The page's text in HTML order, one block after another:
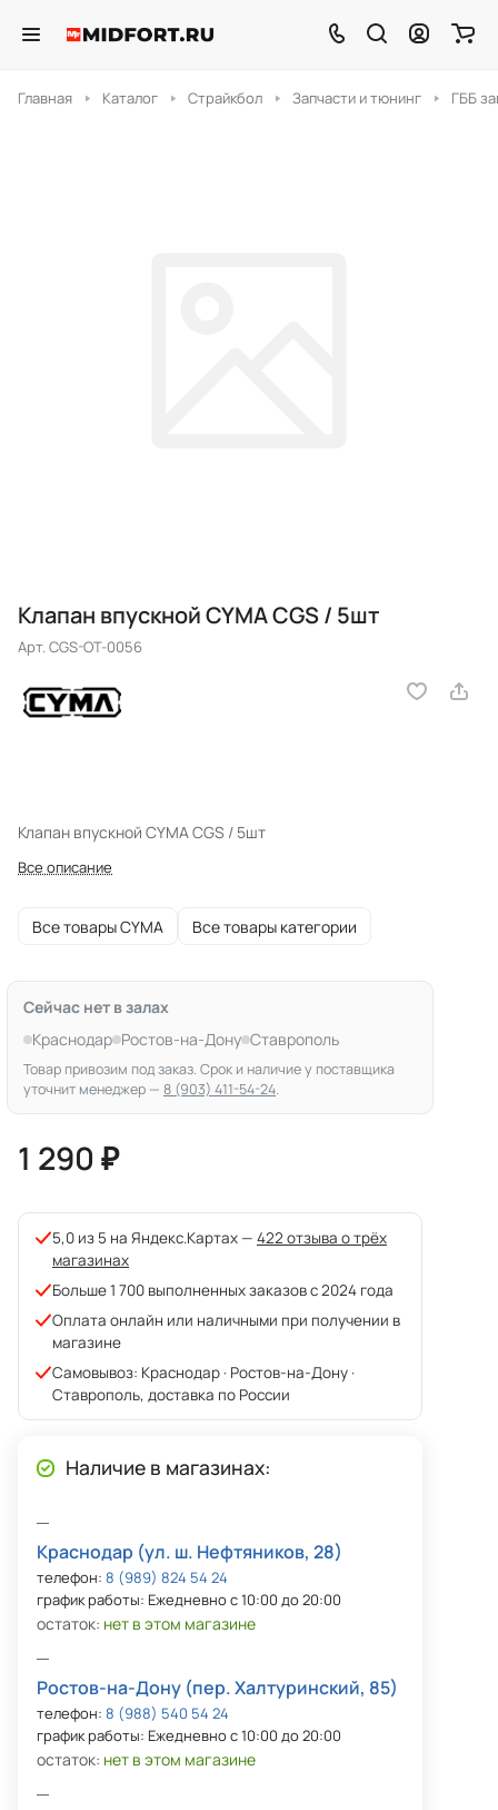
Главная Каталог Страйкбол Запчасти и тюнинг ГББ
Клапан впускной CYMA CGS / 5шт
Арт.CGS-OT-0056
Клапан впускной CYMA CGS / 5шт
Все описание
Все товары CYMA Все товары категории
Сейчас нет в залах
Краснодар Ростов-на-Дону Ставрополь
Товар привозим под заказ. Срок и наличие у поставщика
уточнит менеджер — 8 (903) 411-54-24.
1 290 ₽
5,0 из 5 на Яндекс.Картах — 422 отзыва о трёх
магазинах
Больше 1 700 выполненных заказов с 2024 года
Оплата онлайн или наличными при получении в
магазине
Самовывоз: Краснодар · Ростов-на-Дону ·
Ставрополь, доставка по России
Наличие в магазинах:
Краснодар (ул. ш. Нефтяников, 28)
телефон: 8 (989) 824 54 24
график работы: Ежедневно с 10:00 до 20:00
остаток: нет в этом магазине
Ростов-на-Дону (пер. Халтуринский, 85)
телефон: 8 (988) 540 54 24
график работы: Ежедневно с 10:00 до 20:00
остаток: нет в этом магазине